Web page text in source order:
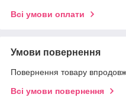
Всі умови оплати
Умови повернення
Повернення товару
Всі умови повернення